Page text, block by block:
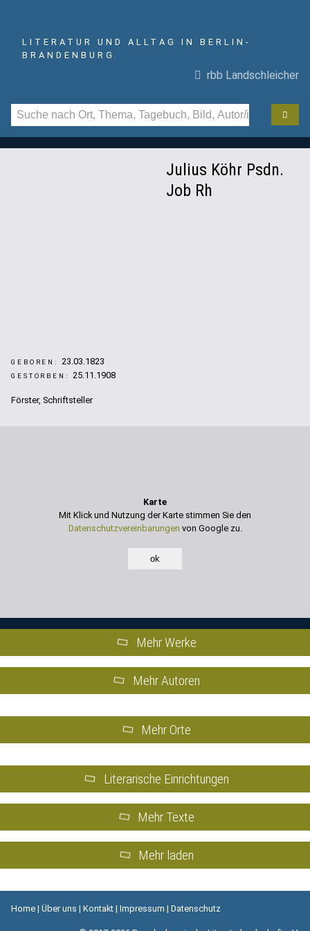
LITERATUR UND ALLTAG IN BERLIN-
BRANDENBURG
rbb Landschleicher
Julius Köhr Psdn.
Job Rh
GEBOREN: 23.03.1823
GESTORBEN: 25.11.1908
Förster, Schriftsteller
Karte
Mit Klick und Nutzung der Karte stimmen Sie den
Datenschutzvereinbarungen von Google zu.
ok
Mehr Werke
Mehr Autoren
Mehr Orte
Literarische Einrichtungen
Mehr Texte
Mehr laden
Home | Über uns | Kontakt | Impressum | Datenschutz